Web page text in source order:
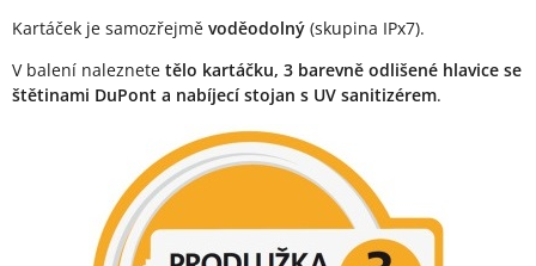
Kartáček je samozřejmě voděodolný (skupina IPx7).
V balení naleznete tělo kartáčku, 3 barevně odlišené hlavice se
štětinami DuPont a nabíjecí stojan s UV sanitizérem.